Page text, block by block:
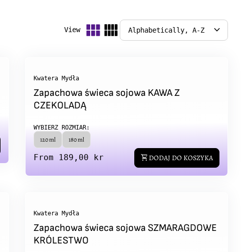
View expand_more
Kwatera Mydła
Zapachowa świeca sojowa KAWA Z
CZEKOLADĄ
WYBIERZ ROZMIAR:
120 ml 180 ml
Regular price
From 189,00 kr shopping_cart DODAJ DO KOSZYKA
Kwatera Mydła
Zapachowa świeca sojowa SZMARAGDOWE
KRÓLESTWO